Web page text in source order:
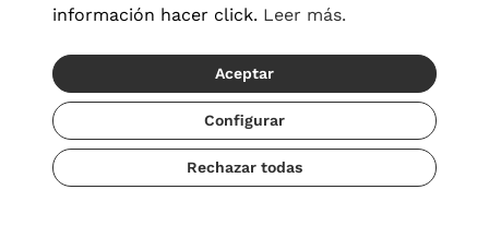
Aviso legal| Política de privacidad Términos y condiciones
Política de cookies|Configuración de cookies
© 2026 Visionlab España
información hacer click. Leer más.
Aceptar
Configurar
Rechazar todas